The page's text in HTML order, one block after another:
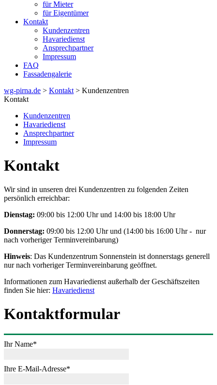
für Mieter
für Eigentümer
Kontakt
Kundenzentren
Havariedienst
Ansprechpartner
Impressum
FAQ
Fassadengalerie
wg-pirna.de > Kontakt > Kundenzentren
Kontakt
Kundenzentren
Havariedienst
Ansprechpartner
Impressum
Kontakt
Wir sind in unseren drei Kundenzentren zu folgenden Zeiten
persönlich erreichbar:
Dienstag: 09:00 bis 12:00 Uhr und 14:00 bis 18:00 Uhr
Donnerstag: 09:00 bis 12:00 Uhr und (14:00 bis 16:00 Uhr - nur
nach vorheriger Terminvereinbarung)
Hinweis: Das Kundenzentrum Sonnenstein ist donnerstags generell
nur nach vorheriger Terminvereinbarung geöffnet.
Informationen zum Havariedienst außerhalb der Geschäftszeiten
finden Sie hier: Havariedienst
Kontaktformular
Ihr Name
Ihre E-Mail-Adresse